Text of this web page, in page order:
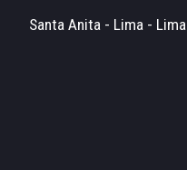
Santa Anita - Lima - Lima